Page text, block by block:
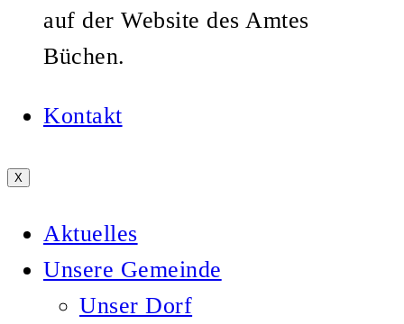
auf der Website des Amtes
Büchen.
Kontakt
X
Aktuelles
Unsere Gemeinde
Unser Dorf